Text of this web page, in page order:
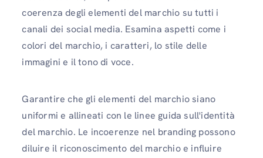
coerenza degli elementi del marchio su tutti i
canali dei social media. Esamina aspetti come i
colori del marchio, i caratteri, lo stile delle
immagini e il tono di voce.
Garantire che gli elementi del marchio siano
uniformi e allineati con le linee guida sull'identità
del marchio. Le incoerenze nel branding possono
diluire il riconoscimento del marchio e influire